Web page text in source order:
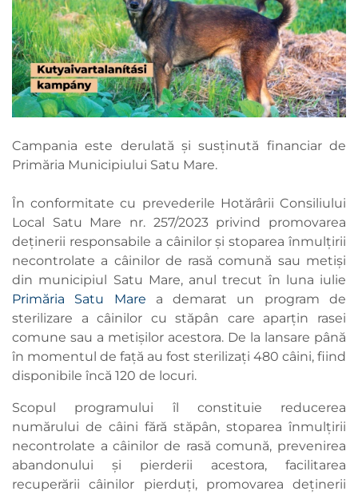
Campania este derulată și susținută financiar de
Primăria Municipiului Satu Mare.
În conformitate cu prevederile Hotărârii Consiliului
Local Satu Mare nr. 257/2023 privind promovarea
deținerii responsabile a câinilor și stoparea înmulțirii
necontrolate a câinilor de rasă comună sau metiși
din municipiul Satu Mare, anul trecut în luna iulie
Primăria Satu Mare a demarat un program de
sterilizare a câinilor cu stăpân care aparțin rasei
comune sau a metișilor acestora. De la lansare până
în momentul de față au fost sterilizați 480 câini, fiind
disponibile încă 120 de locuri.
Scopul programului îl constituie reducerea
numărului de câini fără stăpân, stoparea înmulțirii
necontrolate a câinilor de rasă comună, prevenirea
abandonului și pierderii acestora, facilitarea
recuperării câinilor pierduți, promovarea deținerii